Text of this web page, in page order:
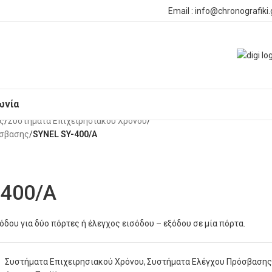
Email :
/Συστήματα Επιχειρησιακού Χρόνου/
/SYNEL SY-400/A
400/A
για δύο πόρτες ή έλεγχος εισόδου – εξόδου σε μία πόρτα.
Συστήματα Επιχειρησιακού Χρόνου,Συστήματα Ελέγχου Πρόσβασης